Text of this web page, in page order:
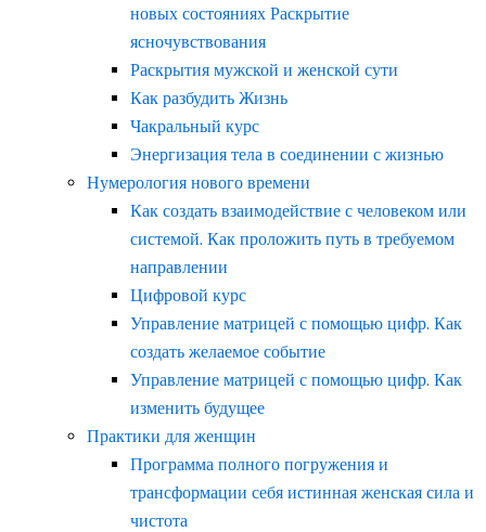
новых состояниях Раскрытие
ясночувствования
Раскрытия мужской и женской сути
Как разбудить Жизнь
Чакральный курс
Энергизация тела в соединении с жизнью
Нумерология нового времени
Как создать взаимодействие с человеком или
системой. Как проложить путь в требуемом
направлении
Цифровой курс
Управление матрицей с помощью цифр. Как
создать желаемое событие
Управление матрицей с помощью цифр. Как
изменить будущее
Практики для женщин
Программа полного погружения и
трансформации себя истинная женская сила и
чистота